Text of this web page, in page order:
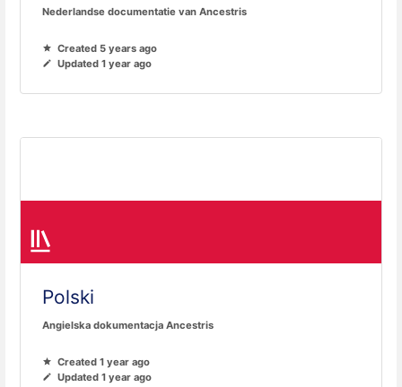
Nederlandse documentatie van Ancestris
Created 5 years ago
Updated 1 year ago
Polski
Angielska dokumentacja Ancestris
Created 1 year ago
Updated 1 year ago